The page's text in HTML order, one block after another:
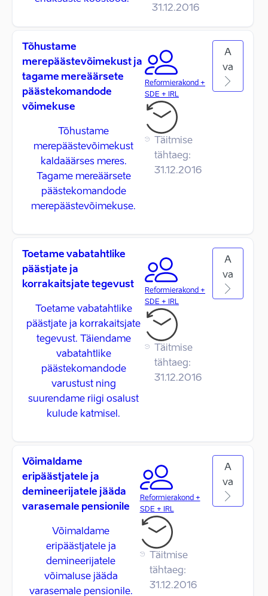
31.12.2016
Tõhustame
merepäästevõimekust ja
tagame mereäärsete
päästekomandode
võimekuse
Tõhustame
merepäästevõimekust
kaldaäärses meres.
Tagame mereäärsete
päästekomandode
merepäästevõimekuse.
Reformierakond +
SDE + IRL
Täitmise
tähtaeg:
31.12.2016
A
va
Toetame vabatahtlike
päästjate ja
korrakaitsjate tegevust
Toetame vabatahtlike
päästjate ja korrakaitsjate
tegevust. Täiendame
vabatahtlike
päästekomandode
varustust ning
suurendame riigi osalust
kulude katmisel.
Reformierakond +
SDE + IRL
Täitmise
tähtaeg:
31.12.2016
A
va
Võimaldame
eripäästjatele ja
demineerijatele jääda
varasemale pensionile
Võimaldame
eripäästjatele ja
demineerijatele
võimaluse jääda
varasemale pensionile.
Reformierakond +
SDE + IRL
Täitmise
tähtaeg:
31.12.2016
A
va